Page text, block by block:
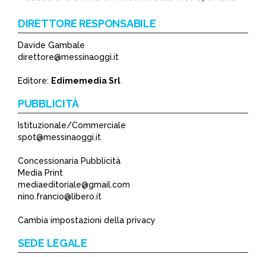
*
DIRETTORE RESPONSABILE
Davide Gambale
direttore@messinaoggi.it
Editore: Edimemedia Srl
PUBBLICITÀ
Istituzionale/Commerciale
spot@messinaoggi.it
Concessionaria Pubblicità
Media Print
mediaeditoriale@gmail.com
nino.francio@libero.it
Cambia impostazioni della privacy
SEDE LEGALE